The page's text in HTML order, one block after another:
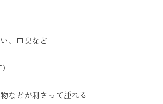
、口臭など
などが刺さって腫れる